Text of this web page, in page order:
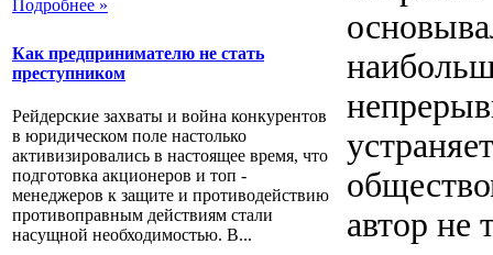
Подробнее »
Как предпринимателю не стать
преступником
Рейдерские захваты и война конкурентов
в юридическом поле настолько
активизировались в настоящее время, что
подготовка акционеров и топ -
менеджеров к защите и противодействию
противоправным действиям стали
насущной необходимостью. В...
автор не